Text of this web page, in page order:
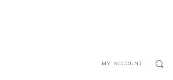
MY ACCOUNT